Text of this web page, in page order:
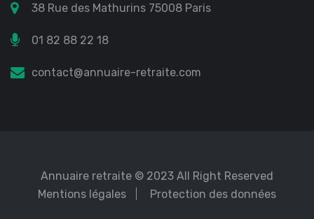
38 Rue des Mathurins 75008 Paris
01 82 88 22 18
contact@annuaire-retraite.com
Annuaire retraite © 2023 All Right Reserved
Mentions légales
Protection des données